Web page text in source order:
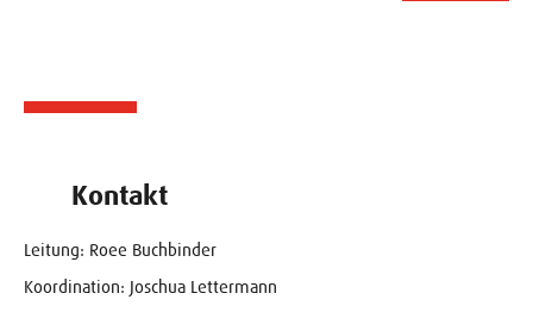
Kontakt
Leitung: Roee Buchbinder
Koordination: Joschua Lettermann